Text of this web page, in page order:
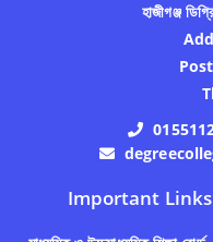
হাজীগঞ্জ
Important Links